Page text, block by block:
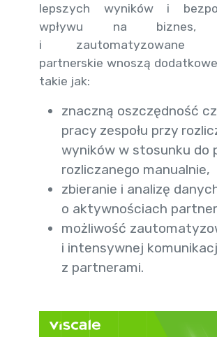
lepszych wyników i
wpływu na biznes,
i zautomatyzowane
partnerskie wnoszą
takie jak:
znaczną oszczędność
pracy zespołu przy
wyników w stosunku do
rozliczanego manualnie,
zbieranie i analizę
o aktywnościach
możliwość
i intensywnej
z partnerami.